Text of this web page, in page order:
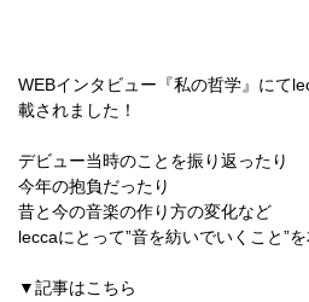
WEBインタビュー『私の哲学』にて
載されました！
デビュー当時のことを振り返ったり
今年の抱負だったり
昔と今の音楽の作り方の変化など
leccaにとって”音を紡いでいくこと”
▼記事はこちら